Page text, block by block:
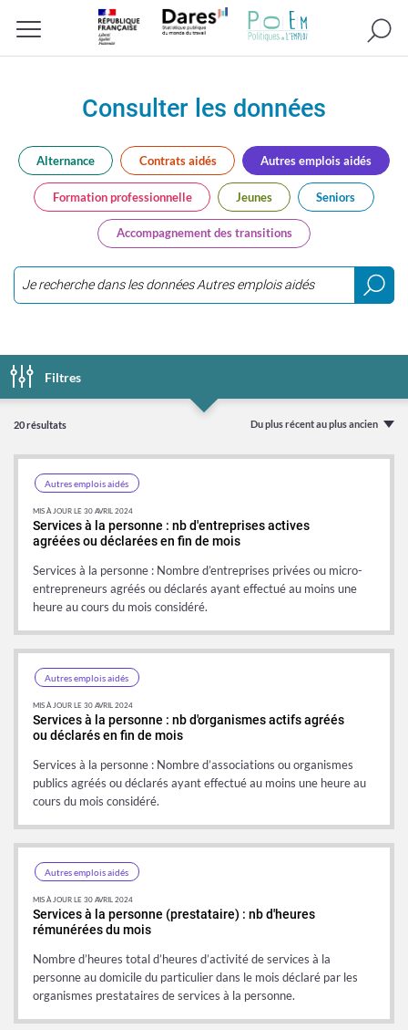
Consulter les données
Alternance Contrats aidés Autres emplois aidés
Formation professionnelle Jeunes Seniors
Accompagnement des transitions
ou
plus...
Filtres
en
20 résultats Du plus récent au plus ancien
Services à la personne : nb d'entreprises actives
agréées ou déclarées en fin de mois
Services à la personne : Nombre d’entreprises privées ou micro-
entrepreneurs agréés ou déclarés ayant effectué au moins une
heure au cours du mois considéré.
Autres emplois aidés
MIS À JOUR LE 30 AVRIL 2024
Services à la personne : nb d'organismes actifs agréés
ou déclarés en fin de mois
Services à la personne : Nombre d’associations ou organismes
publics agréés ou déclarés ayant effectué au moins une heure au
cours du mois considéré.
Autres emplois aidés
MIS À JOUR LE 30 AVRIL 2024
Services à la personne (prestataire) : nb d'heures
rémunérées du mois
Nombre d’heures total d’heures d’activité de services à la
personne au domicile du particulier dans le mois déclaré par les
organismes prestataires de services à la personne.
Autres emplois aidés
MIS À JOUR LE 30 AVRIL 2024